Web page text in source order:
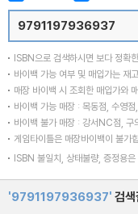
ISBN으로 검색하시면 보다 정확
바이백 가능 여부 및 매입가는 재
매장 바이백 시 조회한 매입가와
바이백 가능 매장 : 목동점, 수영
바이백 불가 매장 : 강서NC점, 구
게임타이틀은 매장바이백이 불가
ISBN 불일치, 상태불량, 증정용
'9791197936937' 검